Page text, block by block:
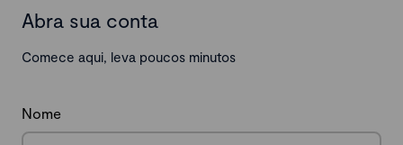
Abra sua conta
Comece aqui, leva poucos minutos
Nome